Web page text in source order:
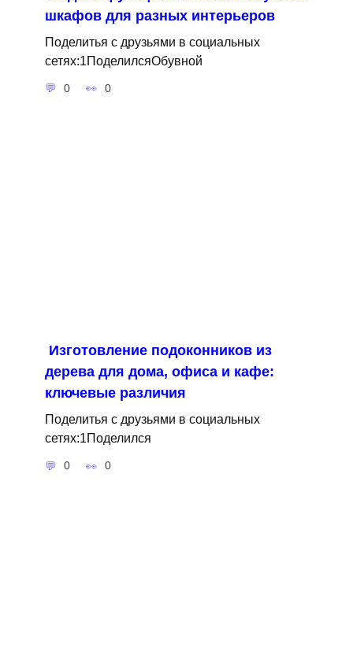
шкафов для разных интерьеров
Поделитья с друзьями в социальных
сетях:1ПоделилсяОбувной
0 0
Изготовление подоконников из
дерева для дома, офиса и кафе:
ключевые различия
Поделитья с друзьями в социальных
сетях:1Поделился
0 0